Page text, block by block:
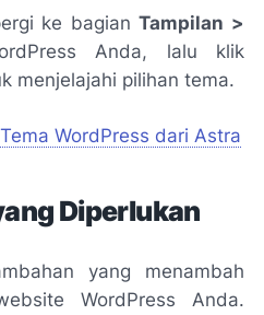
ke bagianTampilan >
Anda, lalu klik
menjelajahi pilihan tema.
WordPress dari Astra
Diperlukan
yang menambah
WordPress Anda.